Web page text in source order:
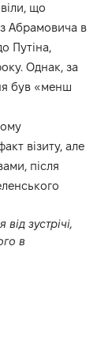
що
Абрамовича в
Путіна,
Однак, за
був «менш
візиту, але
після
зустрічі,
в